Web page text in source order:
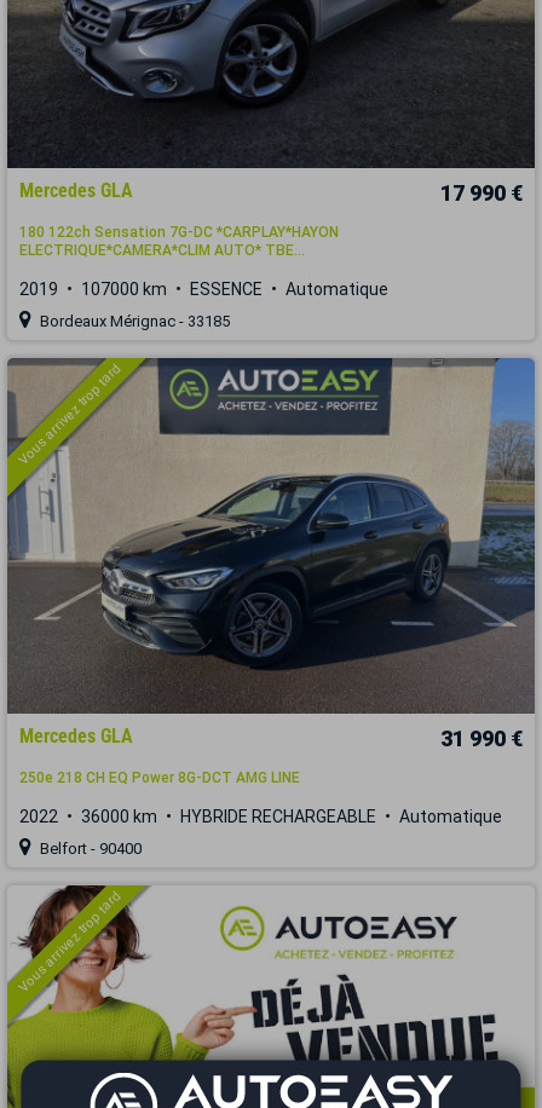
Mercedes GLA 17 990 €
180 122ch Sensation 7G-DC *CARPLAY*HAYON
ELECTRIQUE*CAMERA*CLIM AUTO* TBE...
2019 107000 km ESSENCE Automatique
Bordeaux Mérignac - 33185
Vous arrivez trop tard
Mercedes GLA 31 990 €
250e 218 CH EQ Power 8G-DCT AMG LINE
2022 36000 km HYBRIDE RECHARGEABLE Automatique
Belfort - 90400
Vous arrivez trop tard